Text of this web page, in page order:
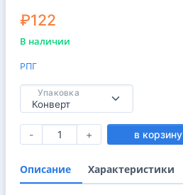
₽122
В наличии
РПГ
Упаковка
- + в корзину
Описание Характеристики